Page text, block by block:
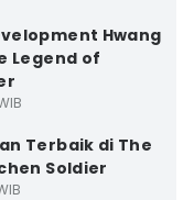
Hwang
Legend of
Terbaik di The
Soldier